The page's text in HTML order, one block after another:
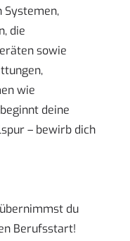
Systemen,
die
sowie
wie
deine
– bewirb dich
du
Berufsstart!